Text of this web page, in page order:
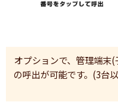
オプションで、管理端末
の呼出が可能です。(3台